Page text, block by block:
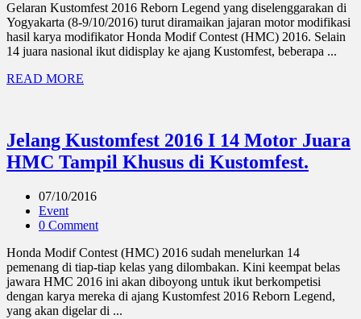
Gelaran Kustomfest 2016 Reborn Legend yang diselenggarakan di
Yogyakarta (8-9/10/2016) turut diramaikan jajaran motor modifikasi
hasil karya modifikator Honda Modif Contest (HMC) 2016. Selain
14 juara nasional ikut didisplay ke ajang Kustomfest, beberapa ...
READ MORE
Jelang Kustomfest 2016 I 14 Motor Juara
HMC Tampil Khusus di Kustomfest.
07/10/2016
Event
0 Comment
Honda Modif Contest (HMC) 2016 sudah menelurkan 14
pemenang di tiap-tiap kelas yang dilombakan. Kini keempat belas
jawara HMC 2016 ini akan diboyong untuk ikut berkompetisi
dengan karya mereka di ajang Kustomfest 2016 Reborn Legend,
yang akan digelar di ...